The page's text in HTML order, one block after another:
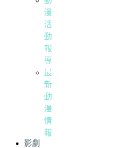
漫
活
動
報
導
最
新
動
漫
情
報
影劇